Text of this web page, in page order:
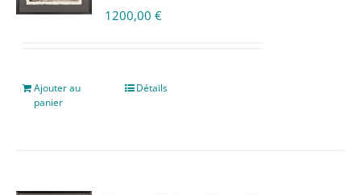
1200,00€
Ajouter au
panier
Détails